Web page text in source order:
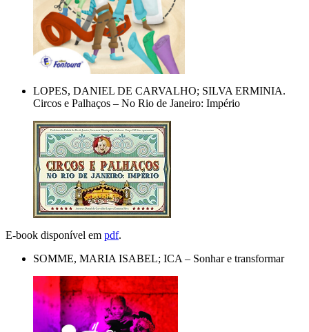
LOPES, DANIEL DE CARVALHO; SILVA ERMINIA.
Circos e Palhaços – No Rio de Janeiro: Império
E-book disponível em pdf.
SOMME, MARIA ISABEL; ICA – Sonhar e transformar